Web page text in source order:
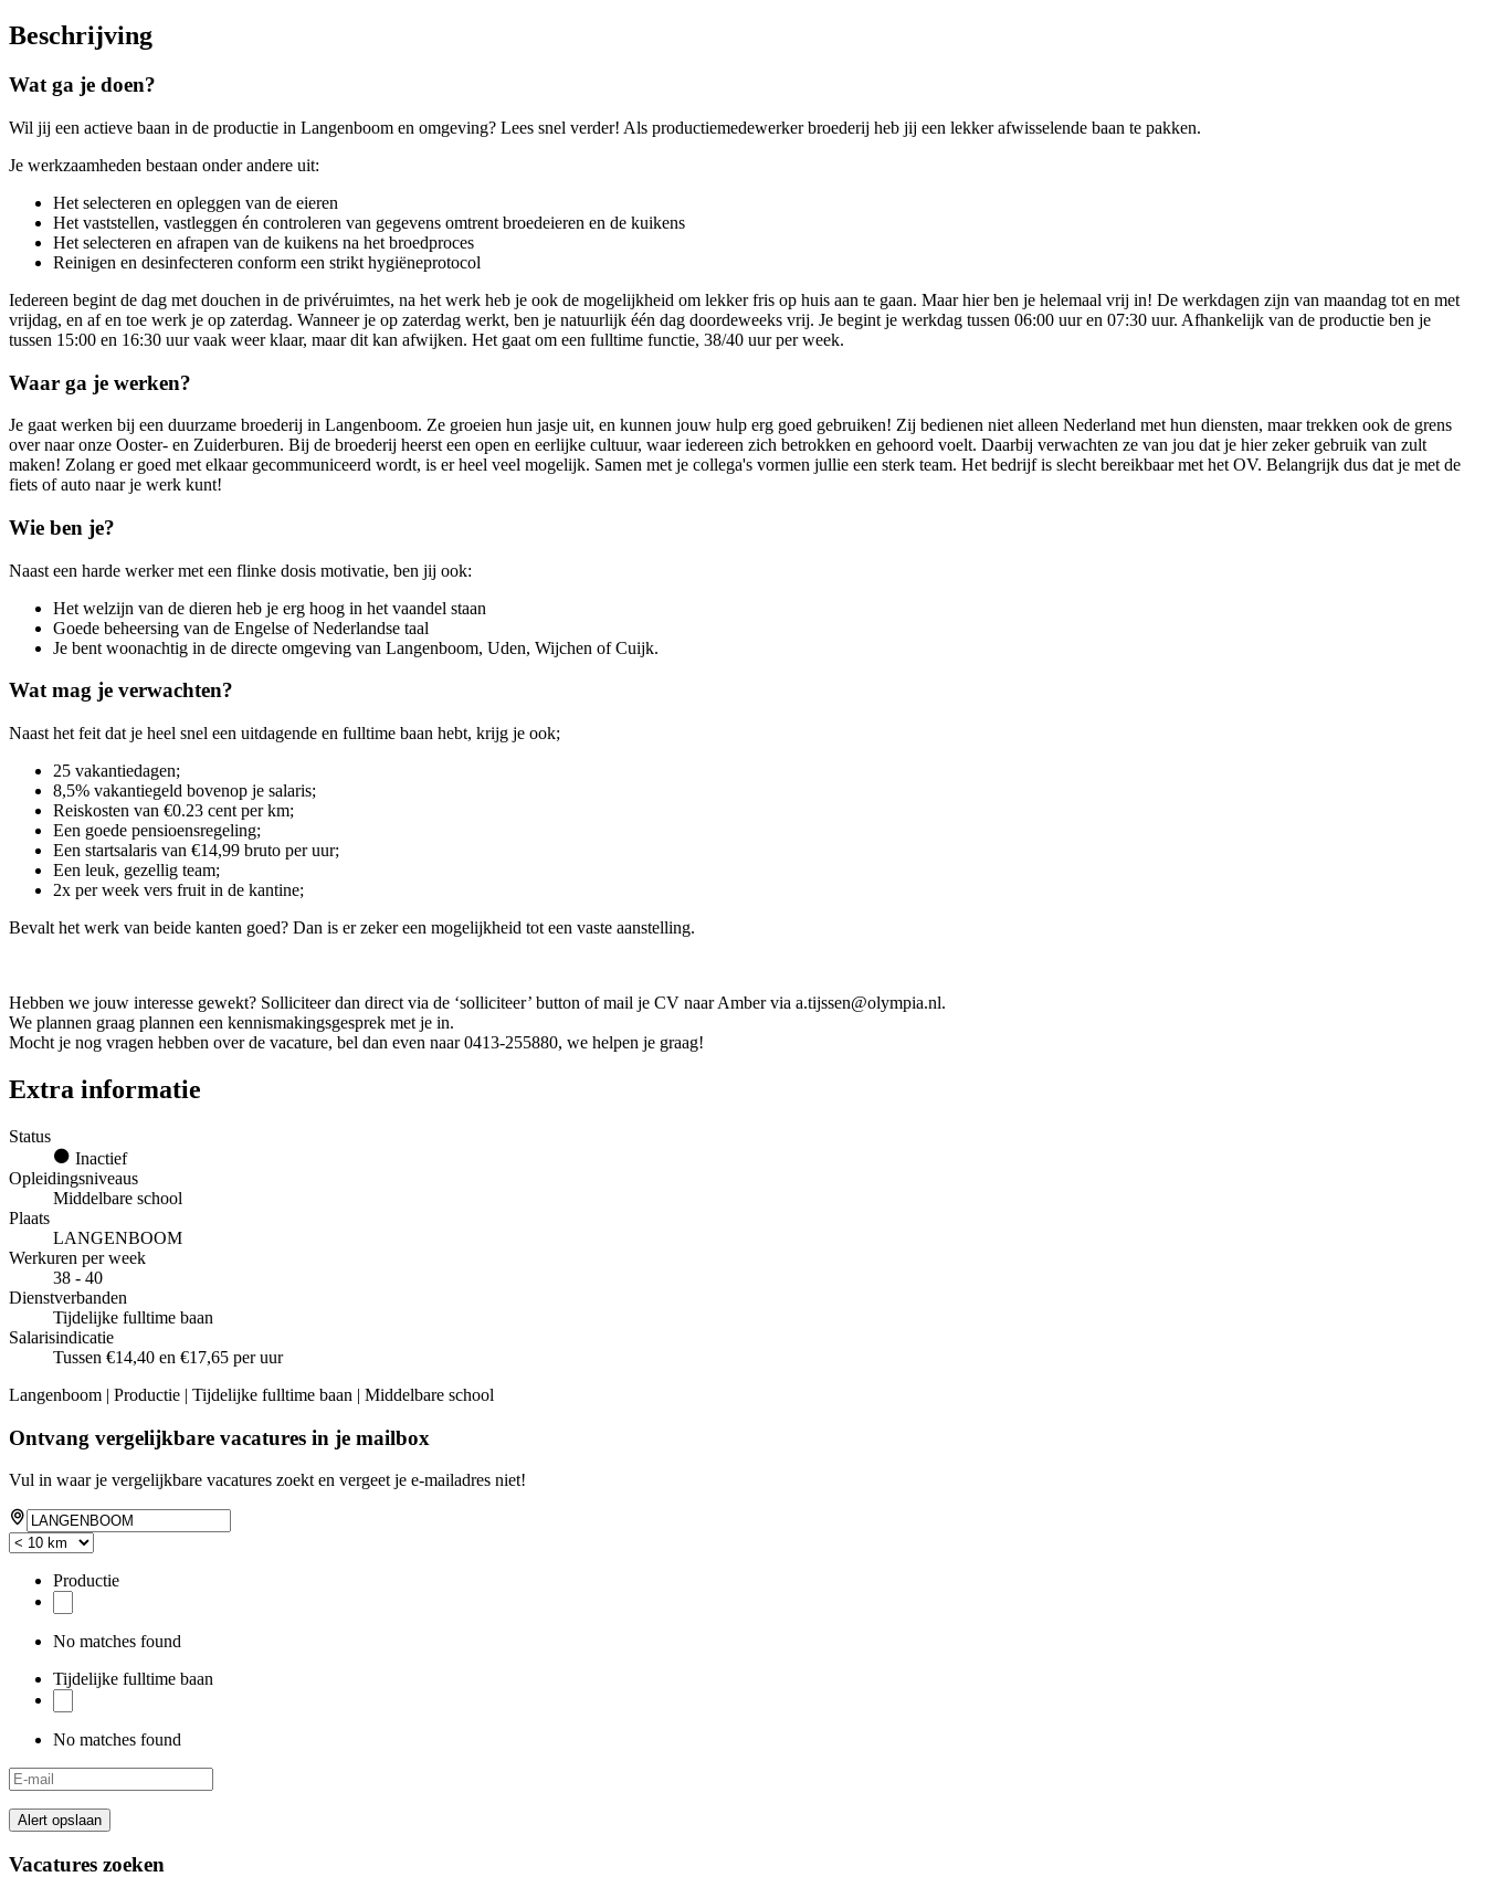
Beschrijving
Wat ga je doen?
Wil jij een actieve baan in de productie in Langenboom en omgeving? Lees snel verder! Als productiemedewerker broederij heb jij een lekker afwisselende baan te pakken.
Je werkzaamheden bestaan onder andere uit:
Het selecteren en opleggen van de eieren
Het vaststellen, vastleggen én controleren van gegevens omtrent broedeieren en de kuikens
Het selecteren en afrapen van de kuikens na het broedproces
Reinigen en desinfecteren conform een strikt hygiëneprotocol
Iedereen begint de dag met douchen in de privéruimtes, na het werk heb je ook de mogelijkheid om lekker fris op huis aan te gaan. Maar hier ben je helemaal vrij in! De werkdagen zijn van maandag tot en met
vrijdag, en af en toe werk je op zaterdag. Wanneer je op zaterdag werkt, ben je natuurlijk één dag doordeweeks vrij. Je begint je werkdag tussen 06:00 uur en 07:30 uur. Afhankelijk van de productie ben je
tussen 15:00 en 16:30 uur vaak weer klaar, maar dit kan afwijken. Het gaat om een fulltime functie, 38/40 uur per week.
Waar ga je werken?
Je gaat werken bij een duurzame broederij in Langenboom. Ze groeien hun jasje uit, en kunnen jouw hulp erg goed gebruiken! Zij bedienen niet alleen Nederland met hun diensten, maar trekken ook de grens
over naar onze Ooster- en Zuiderburen. Bij de broederij heerst een open en eerlijke cultuur, waar iedereen zich betrokken en gehoord voelt. Daarbij verwachten ze van jou dat je hier zeker gebruik van zult
maken! Zolang er goed met elkaar gecommuniceerd wordt, is er heel veel mogelijk. Samen met je collega's vormen jullie een sterk team. Het bedrijf is slecht bereikbaar met het OV. Belangrijk dus dat je met de
fiets of auto naar je werk kunt!
Wie ben je?
Naast een harde werker met een flinke dosis motivatie, ben jij ook:
Het welzijn van de dieren heb je erg hoog in het vaandel staan
Goede beheersing van de Engelse of Nederlandse taal
Je bent woonachtig in de directe omgeving van Langenboom, Uden, Wijchen of Cuijk.
Wat mag je verwachten?
Naast het feit dat je heel snel een uitdagende en fulltime baan hebt, krijg je ook;
25 vakantiedagen;
8,5% vakantiegeld bovenop je salaris;
Reiskosten van €0.23 cent per km;
Een goede pensioensregeling;
Een startsalaris van €14,99 bruto per uur;
Een leuk, gezellig team;
2x per week vers fruit in de kantine;
Bevalt het werk van beide kanten goed? Dan is er zeker een mogelijkheid tot een vaste aanstelling.
Hebben we jouw interesse gewekt? Solliciteer dan direct via de ‘solliciteer’ button of mail je CV naar Amber via a.tijssen@olympia.nl.
We plannen graag plannen een kennismakingsgesprek met je in.
Mocht je nog vragen hebben over de vacature, bel dan even naar 0413-255880, we helpen je graag!
Extra informatie
Status
Inactief
Opleidingsniveaus
Middelbare school
Plaats
LANGENBOOM
Werkuren per week
38 - 40
Dienstverbanden
Tijdelijke fulltime baan
Salarisindicatie
Tussen €14,40 en €17,65 per uur
Langenboom | Productie | Tijdelijke fulltime baan | Middelbare school
Ontvang vergelijkbare vacatures in je mailbox
Vul in waar je vergelijkbare vacatures zoekt en vergeet je e-mailadres niet!
Productie
No matches found
Tijdelijke fulltime baan
No matches found
Alert opslaan
Vacatures zoeken